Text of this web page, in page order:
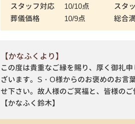
スタッフ対応 10/10点
スタ
葬儀価格
10/9点 総合
【かなふくより】
この度は貴重なご縁を賜り、厚く御礼
ざいます。S・O様からのお褒めのお言
せ下さい。故人様のご冥福と、皆様の
【かなふく鈴木】